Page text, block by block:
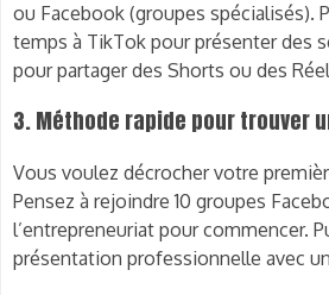
ou Facebook (groupes spécialisés).
temps à TikTok pour présenter des
pour partager des Shorts ou des
3. Méthode rapide pour trouver
Vous voulez décrocher votre
Pensez à rejoindre 10 groupes
l’entrepreneuriat pour commencer.
présentation professionnelle avec